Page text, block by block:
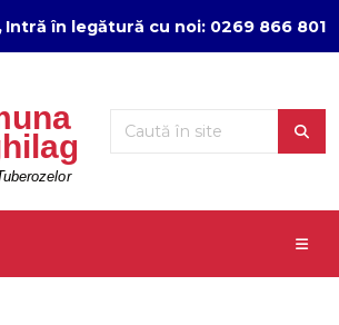
Intră în legătură cu noi: 0269 866 801